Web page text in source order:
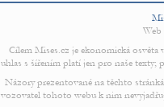
Cílem Mises.cz je ekonomická osvěta
s šířením platí jen pro naše
Názory prezentované na těchto
tohoto webu k nim